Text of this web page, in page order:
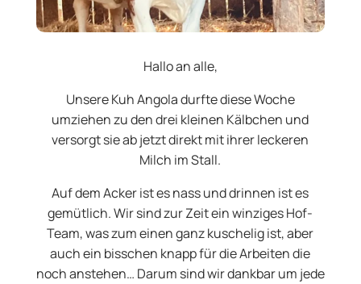
Hallo an alle,
Unsere Kuh Angola durfte diese Woche
umziehen zu den drei kleinen Kälbchen und
versorgt sie ab jetzt direkt mit ihrer leckeren
Milch im Stall.
Auf dem Acker ist es nass und drinnen ist es
gemütlich. Wir sind zur Zeit ein winziges Hof-
Team, was zum einen ganz kuschelig ist, aber
auch ein bisschen knapp für die Arbeiten die
noch anstehen… Darum sind wir dankbar um jede